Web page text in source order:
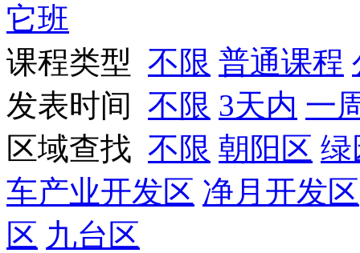
它班
课程类型 不限 普通课程
发表时间 不限 3天内 一
区域查找 不限 朝阳区 绿
车产业开发区 净月开发区
区 九台区